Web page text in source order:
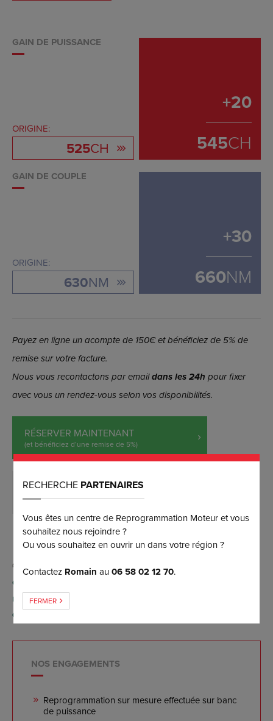
GAIN DE PUISSANCE
ORIGINE:
525CH
+20
545CH
GAIN DE COUPLE
ORIGINE:
630NM
+30
660NM
Payez en ligne un acompte de 150€ et bénéficiez de 5% de
remise sur votre facture.
Nous vous recontactons par emaildans les 24h pour fixer
avec vous un rendez-vous selon vos disponibilités.
RÉSERVER MAINTENANT
(et bénéficiez d’une remise de 5%)
DEMANDER PLUS D’INFORMATIONS
Conversion possible FlexFuel E85 par reprogrammation
moteur (sans aucun boîtier), contactez-nous pour plus
d'informations.
NOS ENGAGEMENTS
Reprogrammation sur mesure effectuée sur banc
de puissance
RECHERCHE PARTENAIRES
Vous êtes un centre de Reprogrammation Moteur et vous
souhaitez nous rejoindre ?
Ou vous souhaitez en ouvrir un dans votre région ?
Contactez Romain au06 58 02 12 70.
FERMER